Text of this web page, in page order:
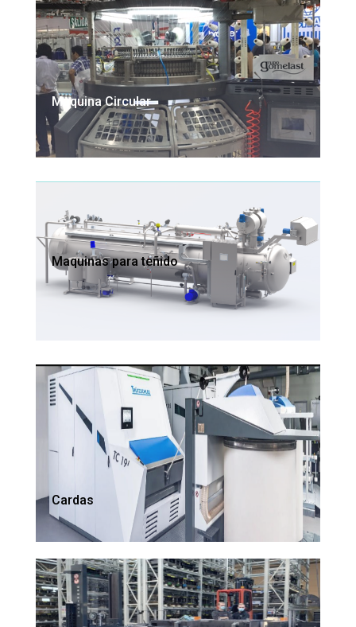
Maquina Circular
Maquinas para teñido
Cardas